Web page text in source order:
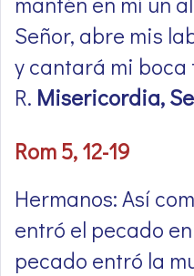
Señor, abre mis
y cantará mi boca
R. Misericordia,
Rom 5, 12-19
Hermanos: Así
entró el pecado
pecado entró la